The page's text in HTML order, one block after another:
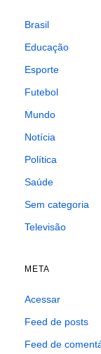
Brasil
Educação
Esporte
Futebol
Mundo
Notícia
Política
Saúde
Sem categoria
Televisão
META
Acessar
Feed de posts
Feed de